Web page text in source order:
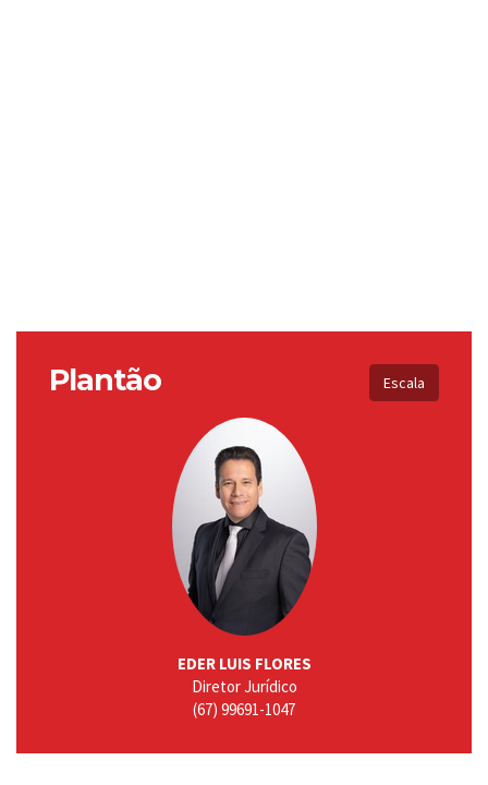
Plantão Escala
EDER LUIS FLORES
Diretor Jurídico
(67) 99691-1047